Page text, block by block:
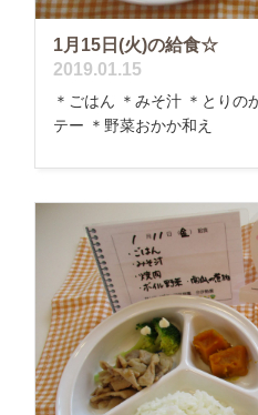
1月15日(火)の給食☆
2019.01.15
＊ごはん ＊みそ汁 ＊とりの
テー ＊野菜おかか和え